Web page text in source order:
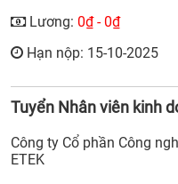
Lương: 0₫ - 0₫
Hạn nộp: 15-10-2025
Tuyển Nhân viên kinh
Công ty Cổ phần Công
ETEK